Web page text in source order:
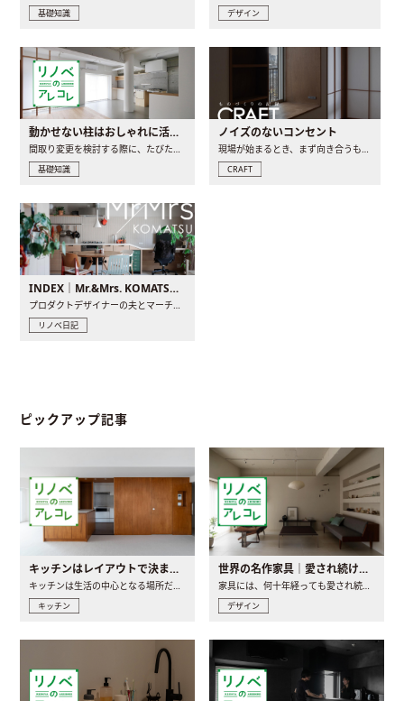
基礎知識 デザイン
動かせない柱はおしゃれに活用！柱を魅せるリノベーション(リノベ)4選
間取り変更を検討する際に、たびたび皆さんの頭を悩ませる動か..
基礎知識
ノイズのないコンセント
現場が始まるとき、まず向き合うものの一つがコンセントです..
CRAFT
INDEX｜Mr.&Mrs. KOMATSU renovation diary
プロダクトデザイナーの夫とマーチャンダイザーの妻が、夫婦で..
リノベ日記
ピックアップ記事
キッチンはレイアウトで決まる。後悔しないための考え方と選び方
キッチンは生活の中心となる場所だからこそ、家の中のどこに置..
キッチン
世界の名作家具｜愛され続ける理由と一生モノとの出会い方
家具には、何十年経っても愛され続ける「名作」と呼ばれるもの..
デザイン